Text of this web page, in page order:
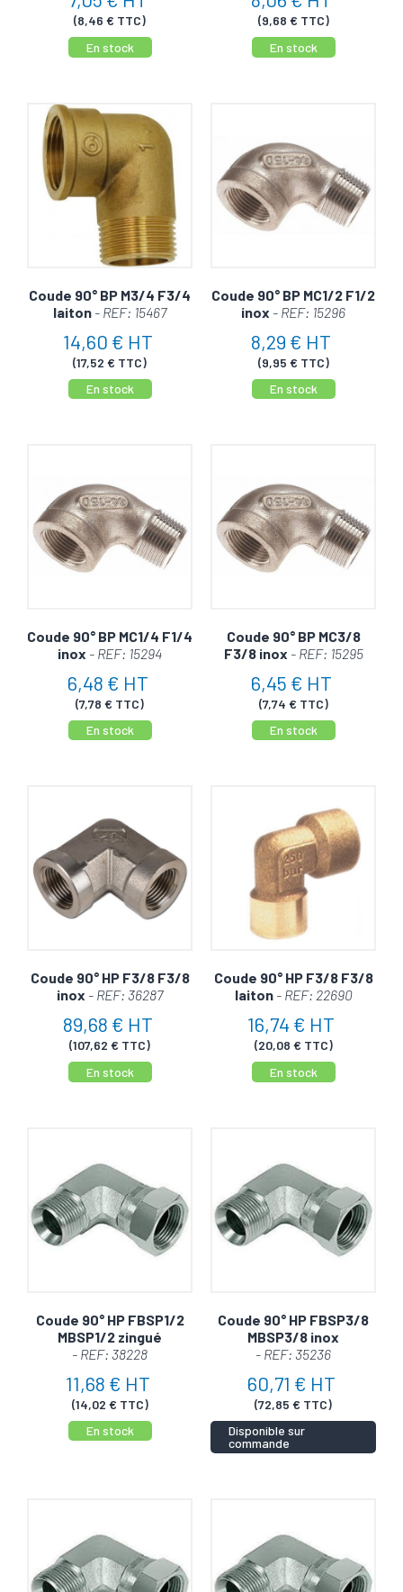
(8,46 € TTC)
En stock
(9,68 € TTC)
En stock
Coude 90° BP M3/4 F3/4
laiton - REF: 15467
14,60 € HT
(17,52 € TTC)
En stock
Coude 90° BP MC1/2 F1/2
inox - REF: 15296
8,29 € HT
(9,95 € TTC)
En stock
Coude 90° BP MC1/4 F1/4
inox - REF: 15294
6,48 € HT
(7,78 € TTC)
En stock
Coude 90° BP MC3/8
F3/8 inox - REF: 15295
6,45 € HT
(7,74 € TTC)
En stock
Coude 90° HP F3/8 F3/8
inox - REF: 36287
89,68 € HT
(107,62 € TTC)
En stock
Coude 90° HP F3/8 F3/8
laiton - REF: 22690
16,74 € HT
(20,08 € TTC)
En stock
Coude 90° HP FBSP1/2
MBSP1/2 zingué
- REF: 38228
11,68 € HT
(14,02 € TTC)
En stock
Coude 90° HP FBSP3/8
MBSP3/8 inox
- REF: 35236
60,71 € HT
(72,85 € TTC)
Disponible sur
commande